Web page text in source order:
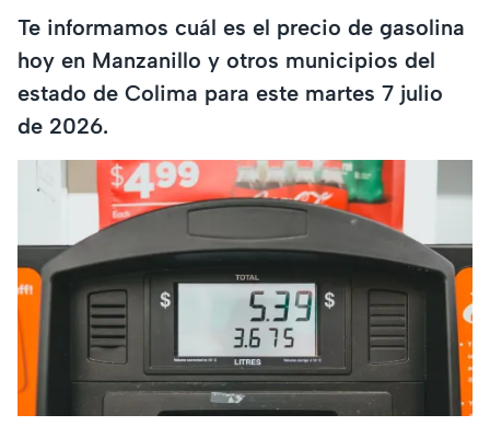
Te informamos cuál es el precio de gasolina
hoy en Manzanillo y otros municipios del
estado de Colima para este martes 7 julio
de 2026.